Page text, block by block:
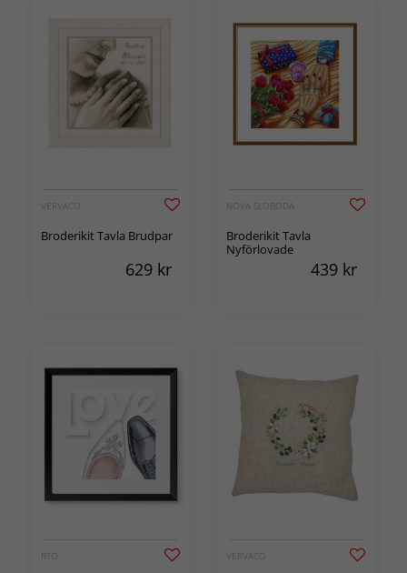
VERVACO
Broderikit Tavla Brudpar
629 kr
NOVA SLOBODA
Broderikit Tavla
Nyförlovade
439 kr
RTO VERVACO